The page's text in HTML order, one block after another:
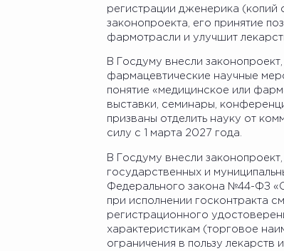
регистрации дженерика (копий
законопроекта, его принятие
фармотрасли и улучшит
В Госдуму внесли
фармацевтические научные
понятие «медицинское или
выставки, семинары,
призваны отделить науку от
силу с 1 марта 2027 года.
В Госдуму внесли
государственных и
Федерального закона №44-ФЗ
при исполнении госконтракта
регистрационного
характеристикам (торговое
ограничения в пользу лекарств